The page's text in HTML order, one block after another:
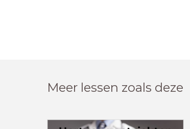
Meer lessen zoals deze